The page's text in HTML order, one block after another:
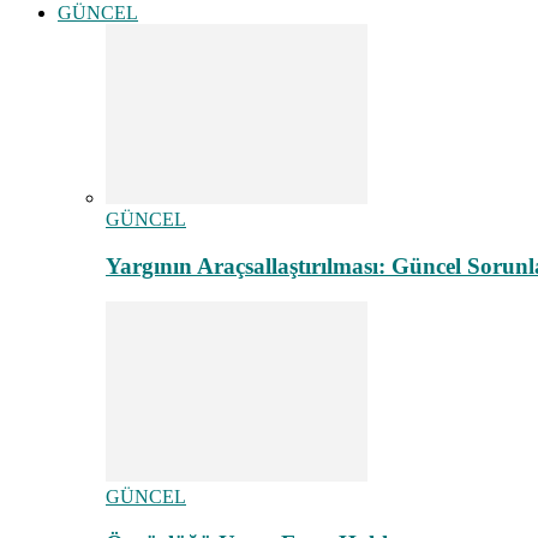
GÜNCEL
GÜNCEL
Yargının Araçsallaştırılması: Güncel
GÜNCEL